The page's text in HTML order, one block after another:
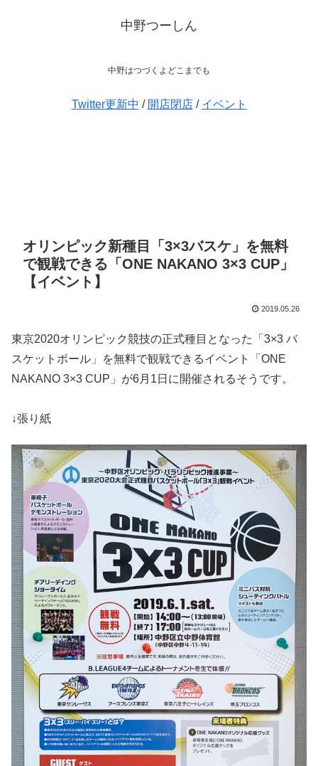
中野つーしん
中野はつづくよどこまでも
Twitter更新中 / 開店閉店/ イベント
オリンピック新種目「3×3バスケ」を無料
で観戦できる「ONE NAKANO 3×3 CUP」
【イベント】
2019.05.26
東京2020オリンピック競技の正式種目となった「3×3 バ
スケットボール」を無料で観戦できるイベント「ONE
NAKANO 3×3 CUP」が6月1日に開催されるそうです。
↓張り紙